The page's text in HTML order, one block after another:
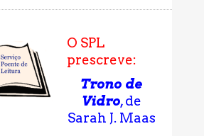
O SPL
prescreve:
Trono de
Vidro, de
Sarah J. Maas